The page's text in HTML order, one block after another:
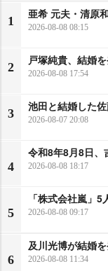
1
亜希 元夫・清原
2026-08-08 08:15
2
戸塚純貴、結婚
2026-08-08 17:54
3
池田と結婚した
2026-08-07 20:08
4
令和8年8月8日、
2026-08-08 18:17
5
「株式会社嵐」5
2026-08-08 09:17
6
及川光博が結婚
2026-08-08 11:34